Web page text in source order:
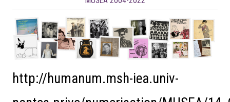
http://humanum.msh-iea.univ-